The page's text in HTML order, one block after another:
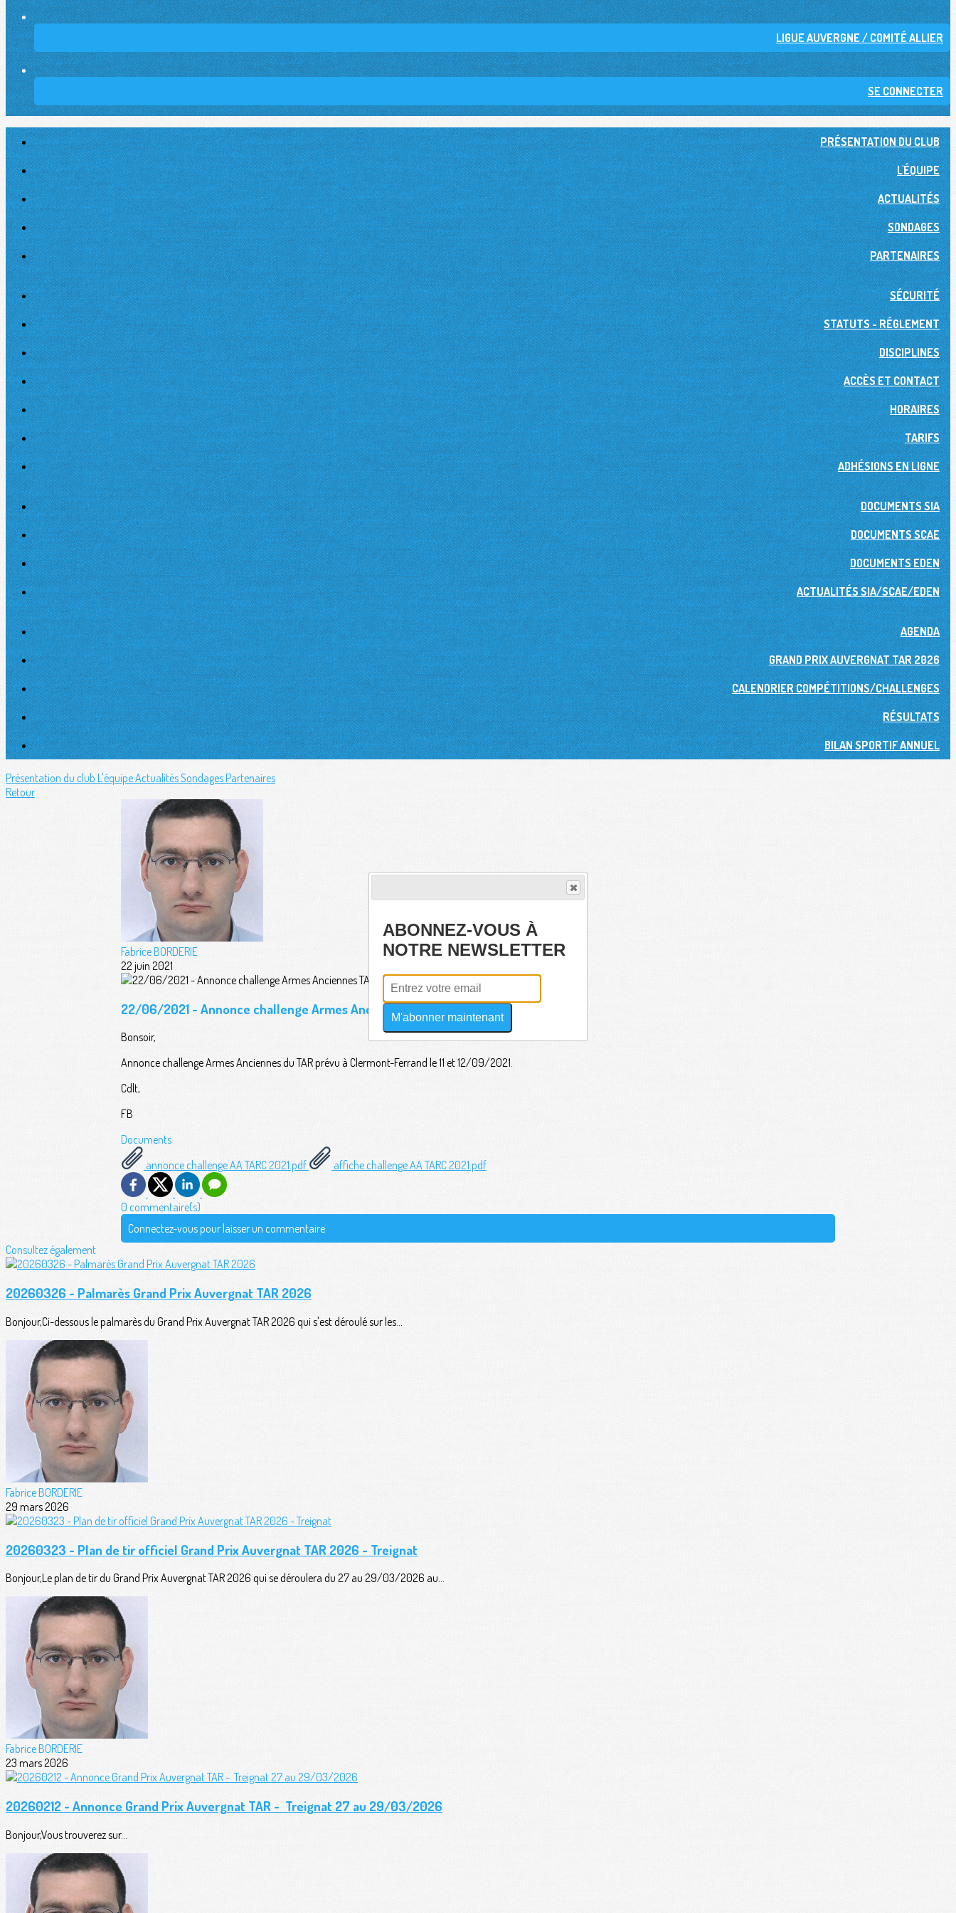
LIGUE AUVERGNE / COMITÉ ALLIER
SE CONNECTER
PRÉSENTATION DU CLUB
L'ÉQUIPE
ACTUALITÉS
SONDAGES
PARTENAIRES
SÉCURITÉ
STATUTS - RÉGLEMENT
DISCIPLINES
ACCÈS ET CONTACT
HORAIRES
TARIFS
ADHÉSIONS EN LIGNE
DOCUMENTS SIA
DOCUMENTS SCAE
DOCUMENTS EDEN
ACTUALITÉS SIA/SCAE/EDEN
AGENDA
GRAND PRIX AUVERGNAT TAR 2026
CALENDRIER COMPÉTITIONS/CHALLENGES
RÉSULTATS
BILAN SPORTIF ANNUEL
Présentation du club L'équipeActualitésSondagesPartenaires
Retour
Fabrice BORDERIE
22 juin 2021
22/06/2021 - Annonce challenge Armes Anciennes TARC - Clermont Fd
Bonsoir,
Annonce challenge Armes Anciennes du TAR prévu à Clermont-Ferrand le 11 et 12/09/2021.
Cdlt,
FB
Documents
annonce challenge AA TARC 2021.pdf
affiche challenge AA TARC 2021.pdf
0 commentaire(s)
Connectez-vous pour laisser un commentaire
Consultez également
20260326 - Palmarès Grand Prix Auvergnat TAR 2026
Bonjour,Ci-dessous le palmarès du Grand Prix Auvergnat TAR 2026 qui s'est déroulé sur les...
Fabrice BORDERIE
29 mars 2026
20260323 - Plan de tir officiel Grand Prix Auvergnat TAR 2026 - Treignat
Bonjour,Le plan de tir du Grand Prix Auvergnat TAR 2026 qui se déroulera du 27 au 29/03/2026 au...
Fabrice BORDERIE
23 mars 2026
20260212 - Annonce Grand Prix Auvergnat TAR - Treignat 27 au 29/03/2026
Bonjour,Vous trouverez sur...
ABONNEZ-VOUS À
NOTRE NEWSLETTER
M'abonner maintenant